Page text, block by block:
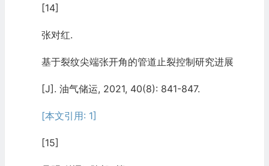
[14]
张对红.
基于裂纹尖端张开角的管道止裂控制研究进展
[J]. 油气储运, 2021, 40(8): 841-847.
[本文引用: 1]
[15]